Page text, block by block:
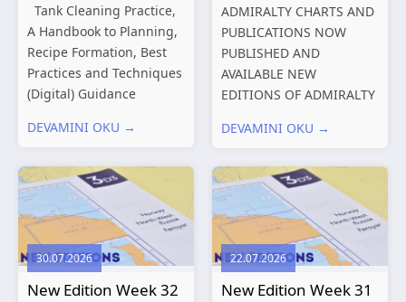
Tank Cleaning Practice,
A Handbook to Planning,
Recipe Formation, Best
Practices and Techniques
(Digital) Guidance
Structures – Consolidated
Shipping and the
Environment – A Guide to
Environmental
Compliance...
DEVAMINI OKU →
ADMIRALTY CHARTS AND
PUBLICATIONS NOW
PUBLISHED AND
AVAILABLE NEW
EDITIONS OF ADMIRALTY
PUBLICATIONS New
Charts published 13
August 2026 Chart
Title, limits
and other remarks
319
International chart
DEVAMINI OKU →
30.07.2026
New Edition Week 32
22.07.2026
New Edition Week 31